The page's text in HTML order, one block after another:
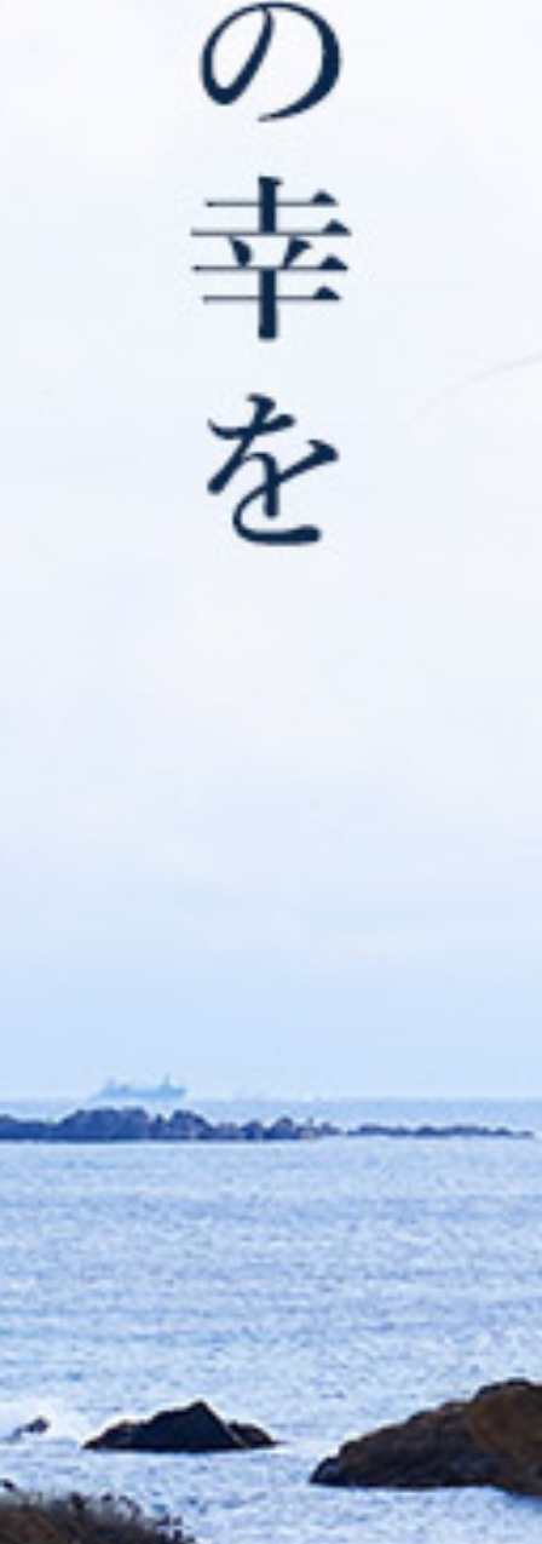
与助丸商店の想い
千葉南房総の伊勢海老
ホテル・グループ店
業務用仕入れ担当者様
会社概要
求人情報